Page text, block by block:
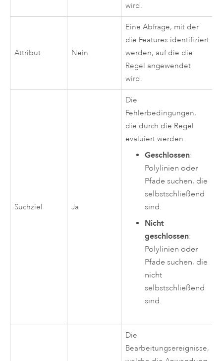
wird.
Attribut Nein
Eine Abfrage, mit der
die Features identifiziert
werden, auf die die
Regel angewendet
wird.
Suchziel Ja
Die
Fehlerbedingungen,
die durch die Regel
evaluiert werden.
Geschlossen:
Polylinien oder
Pfade suchen, die
selbstschließend
sind.
Nicht
geschlossen:
Polylinien oder
Pfade suchen, die
nicht
selbstschließend
sind.
Die
Bearbeitungsereignisse,